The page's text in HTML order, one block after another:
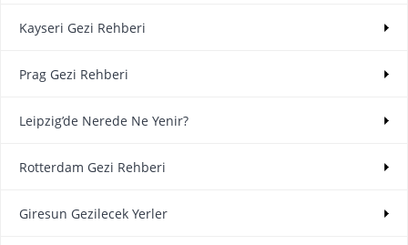
Kayseri Gezi Rehberi
Prag Gezi Rehberi
Leipzig’de Nerede Ne Yenir?
Rotterdam Gezi Rehberi
Giresun Gezilecek Yerler